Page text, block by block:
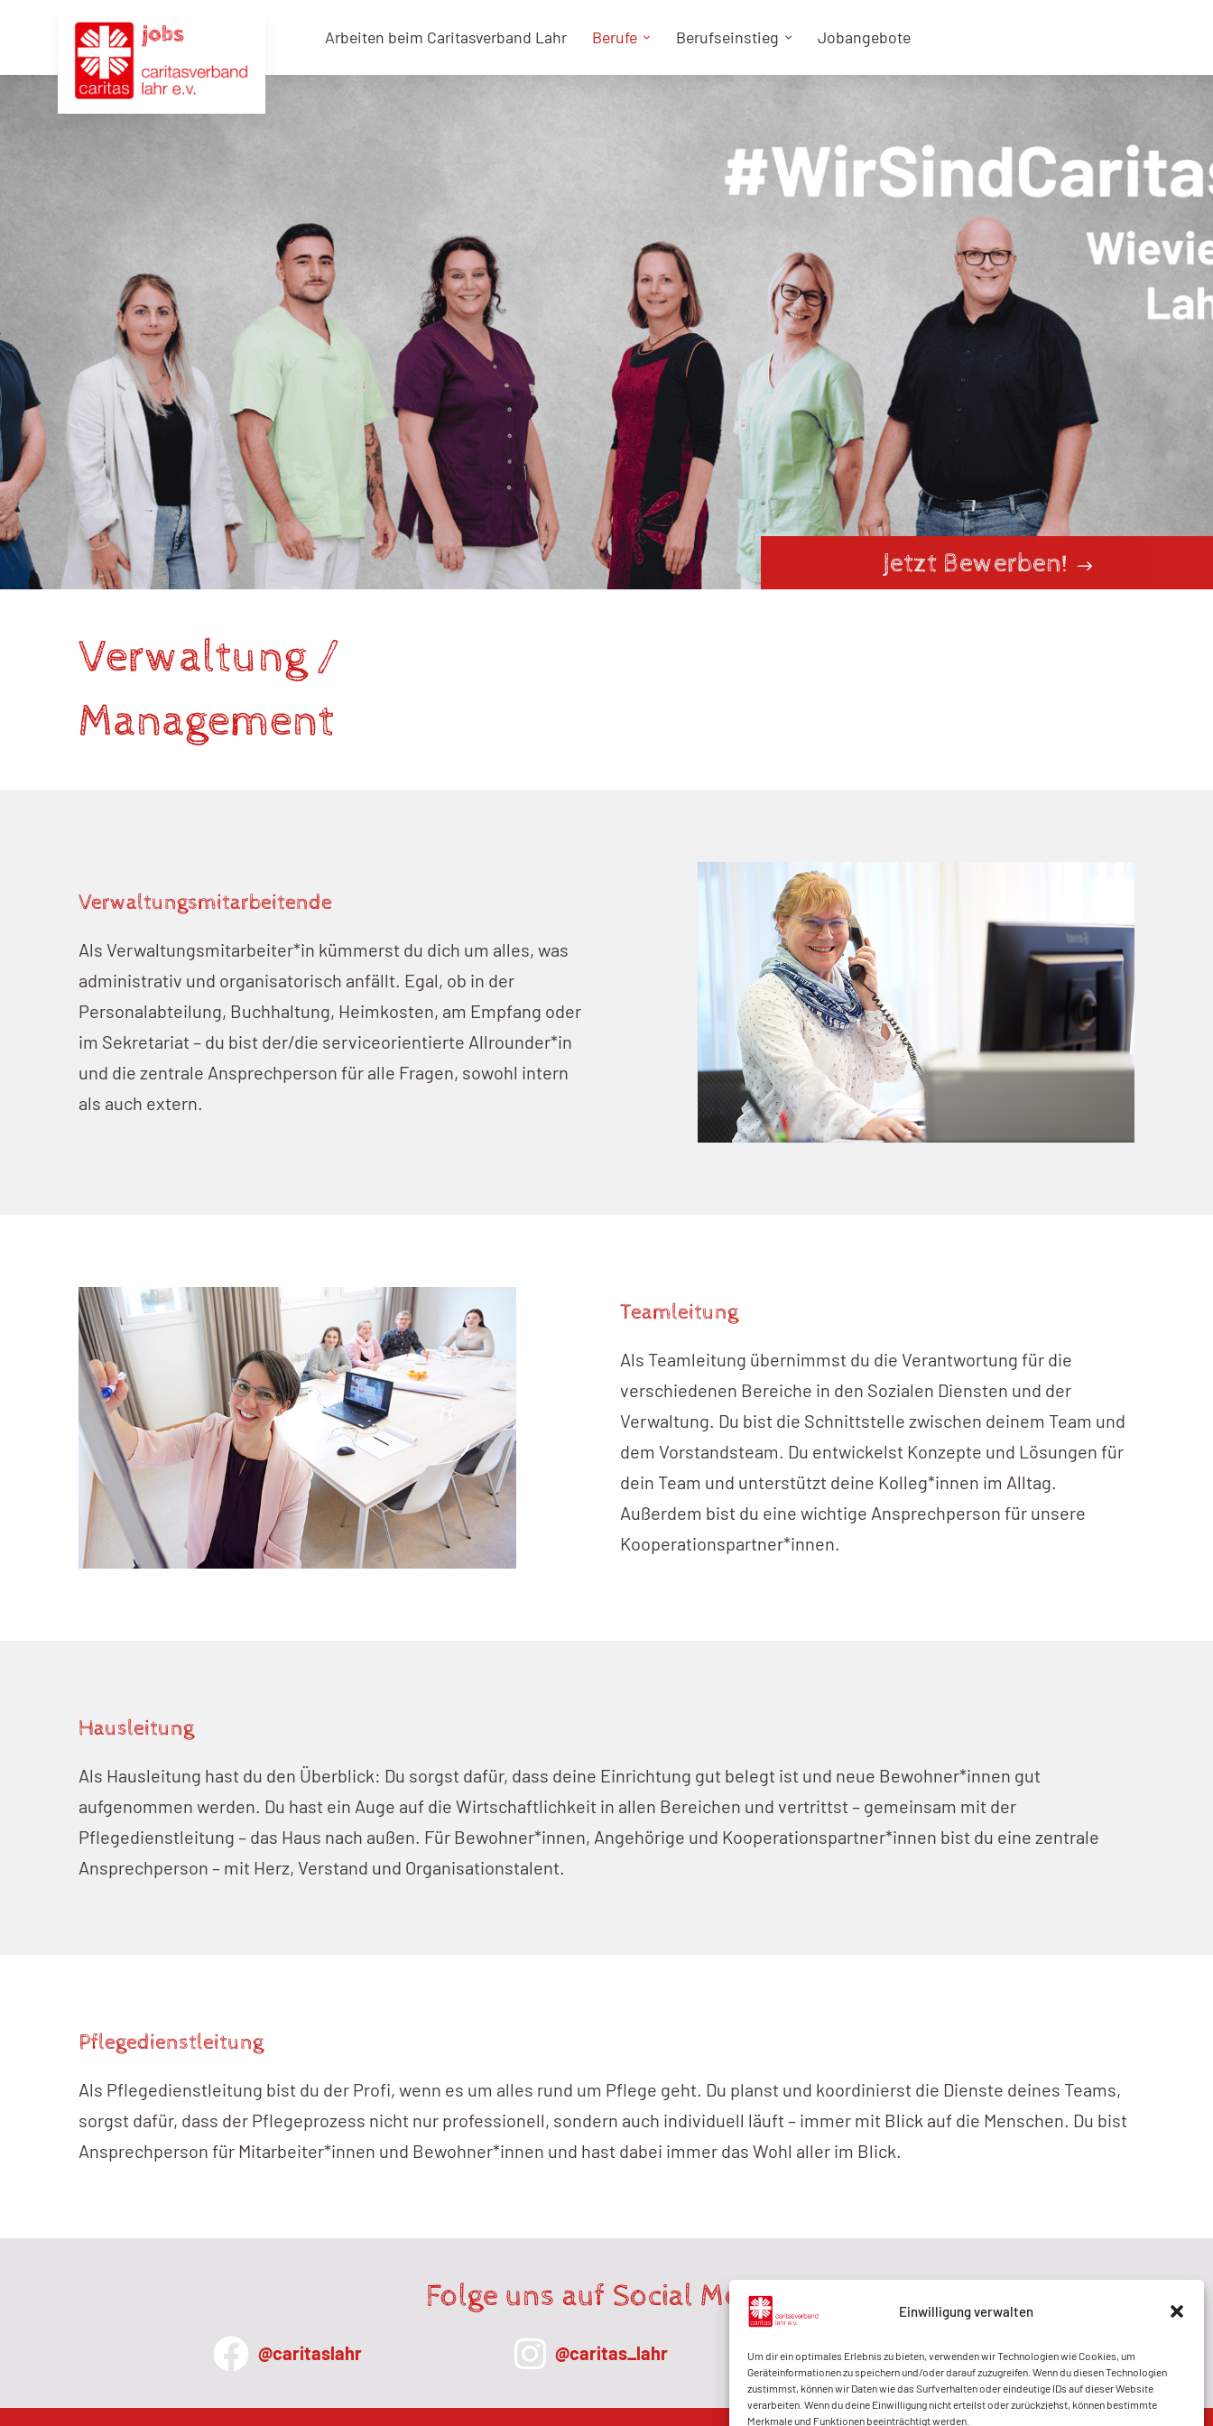
Einwilligung verwalten
Um dir ein optimales Erlebnis zu bieten, verwenden wir Technologien wie Cookies, um
Geräteinformationen zu speichern und/oder darauf zuzugreifen. Wenn du diesen Technologien
zustimmst, können wir Daten wie das Surfverhalten oder eindeutige IDs auf dieser Website
verarbeiten. Wenn du deine Einwilligung nicht erteilst oder zurückziehst, können bestimmte
Merkmale und Funktionen beeinträchtigt werden.
Arbeiten beim Caritasverband Lahr Berufe Berufseinstieg Jobangebote
Verwaltung
/
Management
Jetzt Bewerben!
Verwaltung /
Management
Verwaltungsmitarbeitende
Als Verwaltungsmitarbeiter*in kümmerst du dich um alles, was
administrativ und organisatorisch anfällt. Egal, ob in der
Personalabteilung, Buchhaltung, Heimkosten, am Empfang oder
im Sekretariat – du bist der/die serviceorientierte Allrounder*in
und die zentrale Ansprechperson für alle Fragen, sowohl intern
als auch extern.
Teamleitung
Als Teamleitung übernimmst du die Verantwortung für die
verschiedenen Bereiche in den Sozialen Diensten und der
Verwaltung. Du bist die Schnittstelle zwischen deinem Team und
dem Vorstandsteam. Du entwickelst Konzepte und Lösungen für
dein Team und unterstützt deine Kolleg*innen im Alltag.
Außerdem bist du eine wichtige Ansprechperson für unsere
Kooperationspartner*innen.
Hausleitung
Als Hausleitung hast du den Überblick: Du sorgst dafür, dass deine Einrichtung gut belegt ist und neue Bewohner*innen gut
aufgenommen werden. Du hast ein Auge auf die Wirtschaftlichkeit in allen Bereichen und vertrittst – gemeinsam mit der
Pflegedienstleitung – das Haus nach außen. Für Bewohner*innen, Angehörige und Kooperationspartner*innen bist du eine zentrale
Ansprechperson – mit Herz, Verstand und Organisationstalent.
Pflegedienstleitung
Als Pflegedienstleitung bist du der Profi, wenn es um alles rund um Pflege geht. Du planst und koordinierst die Dienste deines Teams,
sorgst dafür, dass der Pflegeprozess nicht nur professionell, sondern auch individuell läuft – immer mit Blick auf die Menschen. Du bist
Ansprechperson für Mitarbeiter*innen und Bewohner*innen und hast dabei immer das Wohl aller im Blick.
Folge uns auf Social Media!
@caritaslahr @caritas_lahr @youngcaritaslahr